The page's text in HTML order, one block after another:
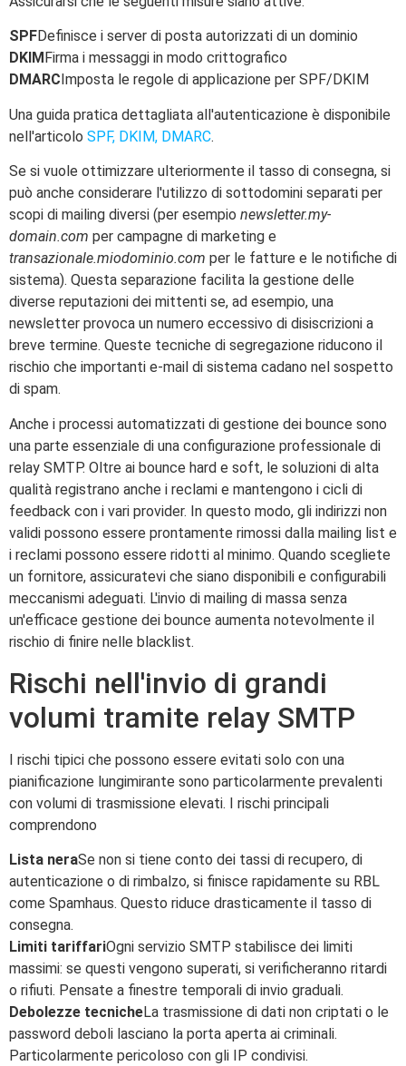
SPFDefinisce i server di posta autorizzati di un dominio
DKIM Firma i messaggi in modo crittografico
DMARC Imposta le regole di applicazione per SPF/DKIM
Una guida pratica dettagliata all'autenticazione è disponibile
nell'articolo SPF, DKIM, DMARC.
Se si vuole ottimizzare ulteriormente il tasso di consegna, si
può anche considerare l'utilizzo di sottodomini separati per
scopi di mailing diversi (per esempio newsletter.my-
domain.com per campagne di marketing e
transazionale.miodominio.com per le fatture e le notifiche di
sistema). Questa separazione facilita la gestione delle
diverse reputazioni dei mittenti se, ad esempio, una
newsletter provoca un numero eccessivo di disiscrizioni a
breve termine. Queste tecniche di segregazione riducono il
rischio che importanti e-mail di sistema cadano nel sospetto
di spam.
Anche i processi automatizzati di gestione dei bounce sono
una parte essenziale di una configurazione professionale di
relay SMTP. Oltre ai bounce hard e soft, le soluzioni di alta
qualità registrano anche i reclami e mantengono i cicli di
feedback con i vari provider. In questo modo, gli indirizzi non
validi possono essere prontamente rimossi dalla mailing list e
i reclami possono essere ridotti al minimo. Quando scegliete
un fornitore, assicuratevi che siano disponibili e configurabili
meccanismi adeguati. L'invio di mailing di massa senza
un'efficace gestione dei bounce aumenta notevolmente il
rischio di finire nelle blacklist.
Rischi nell'invio di grandi
volumi tramite relay SMTP
I rischi tipici che possono essere evitati solo con una
pianificazione lungimirante sono particolarmente prevalenti
con volumi di trasmissione elevati. I rischi principali
comprendono
Lista neraSe non si tiene conto dei tassi di recupero, di
autenticazione o di rimbalzo, si finisce rapidamente su RBL
come Spamhaus. Questo riduce drasticamente il tasso di
consegna.
Limiti tariffariOgni servizio SMTP stabilisce dei limiti
massimi: se questi vengono superati, si verificheranno ritardi
o rifiuti. Pensate a finestre temporali di invio graduali.
Debolezze tecnicheLa trasmissione di dati non criptati o le
password deboli lasciano la porta aperta ai criminali.
Particolarmente pericoloso con gli IP condivisi.